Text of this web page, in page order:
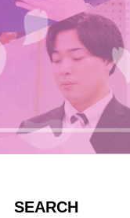
SEARCH